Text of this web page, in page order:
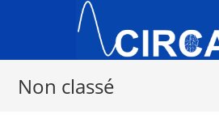
Non classé